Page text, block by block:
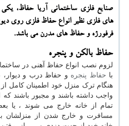
صنایع فلزی ساختمانی آریا حفاظ، یكی
های فلزی نظیر انواع حفاظ فلزی روی
فرفورژه و حفاظ های مدرن می باشد.
حفاظ بالکن و پنجره
لزوم نصب انواع حفاظ آهنی در
با حفاظ پنجره و حفاظ درب و
هنگام ترک منزل خود اطمینان کامل
واجب داشته باشند و مجبور باشند که
تمام از خانه خارج می شوند ، یا
مسافرت و خارج شدن از منزلشان